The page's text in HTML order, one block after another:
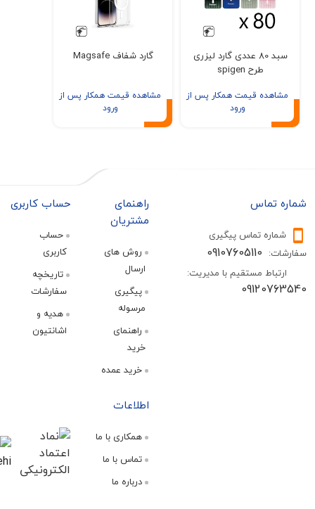
سبد 80 عددی گارد لیزری
قیمت همکار پس از
گارد شفاف Magsafe
مشاهده قیمت همکار پس از
تماس پیگیری
09107605110
مستقیم با مدیریت:
روش های
خرید عمده
حساب کاربری
کاربری
همکاری با ما
تماس با ما